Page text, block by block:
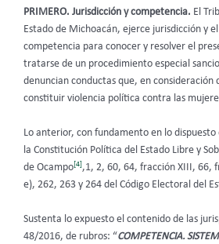
PRIMERO. Jurisdicción y competencia. El
Estado de Michoacán, ejerce jurisdicción y
competencia para conocer y resolver el
tratarse de un procedimiento especial
denuncian conductas que, en consideración
constituir violencia política contra las
Lo anterior, con fundamento en lo dispuesto
la Constitución Política del Estado Libre y
de Ocampo[4],1, 2, 60, 64, fracción XIII, 66,
e), 262, 263 y 264 del Código Electoral del
Sustenta lo expuesto el contenido de las
48/2016, de rubros: “COMPETENCIA.